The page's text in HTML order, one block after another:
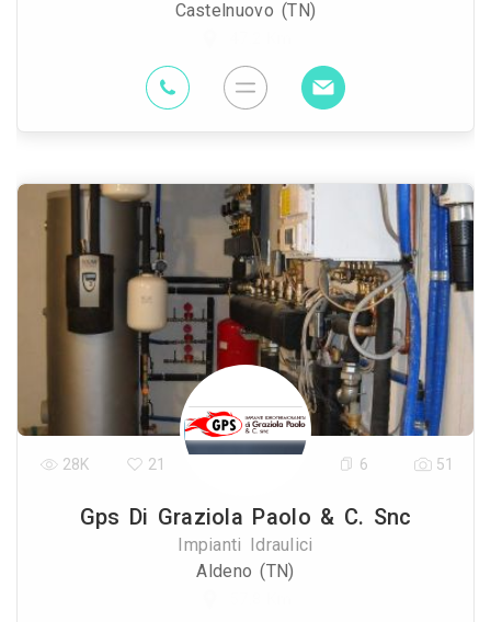
Castelnuovo (TN)
Gps Di Graziola Paolo & C. Snc
Impianti Idraulici
Aldeno (TN)
28K 21 6 51